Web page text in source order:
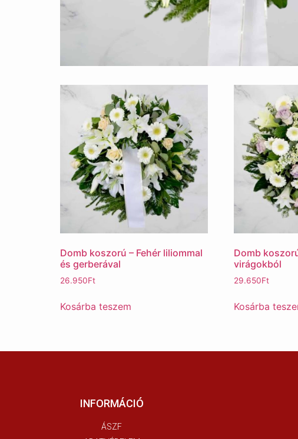
Domb koszorú – Fehér liliommal
és gerberával
26.950Ft
Kosárba teszem
Domb
virágokból
29.650Ft
Kosárba
INFORMÁCIÓ
ÁSZF